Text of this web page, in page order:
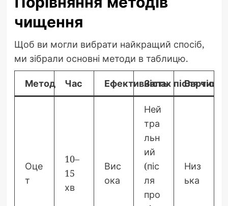
чищення
Щоб ви могли вибрати найкращий спосіб,
ми зібрали основні методи в таблицю.
Метод Час ЕфективністьЗапах післяВартість
Оце
т
10–
15
хв
Вис
ока
Ней
тра
льн
ий
(піс
ля
про
Низ
ька